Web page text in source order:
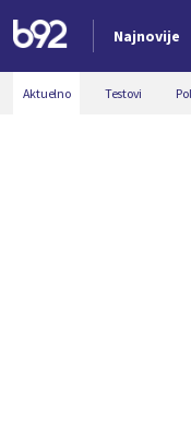
Najnovije
Nova vest
Aktuelno Testovi